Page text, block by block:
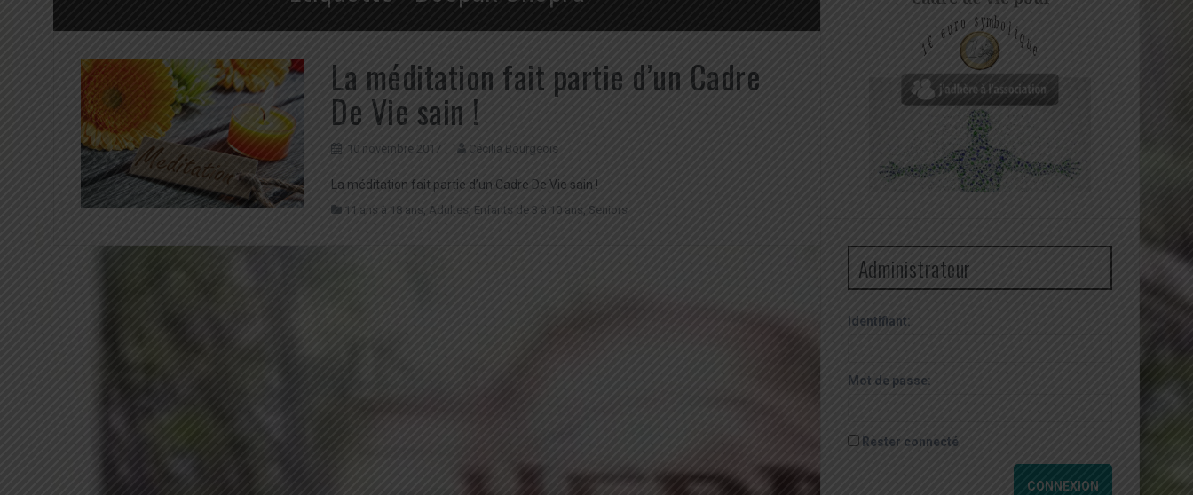
La méditation fait partie d’un Cadre
De Vie sain !
10 novembre 2017 Cécilia Bourgeois
La méditation fait partie d’un Cadre De Vie sain !
11 ans à 18 ans , Adultes , Enfants de 3 à 10 ans , Seniors
Administrateur
Identifiant:
Mot de passe:
Rester connecté
CONNEXION